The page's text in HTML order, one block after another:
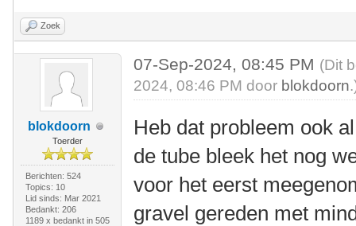
Zoek
blokdoorn
Toerder
Berichten: 524
Topics: 10
Lid sinds: Mar 2021
Bedankt: 206
1189 x bedankt in 505
07-Sep-2024, 08:45 PM (Dit
2024, 08:46 PM door blokdoorn
Heb dat probleem ook
de tube bleek het nog
voor het eerst
gravel gereden met